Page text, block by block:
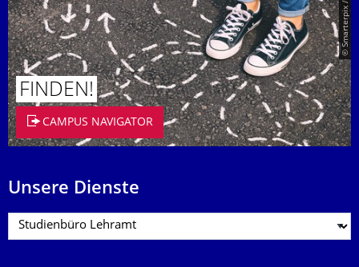
FINDEN!
CAMPUS NAVIGATOR
Unsere Dienste